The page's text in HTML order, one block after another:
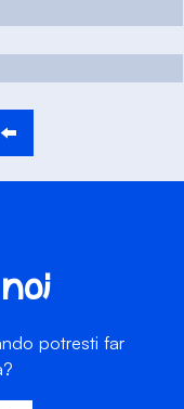
⬅️
potresti far